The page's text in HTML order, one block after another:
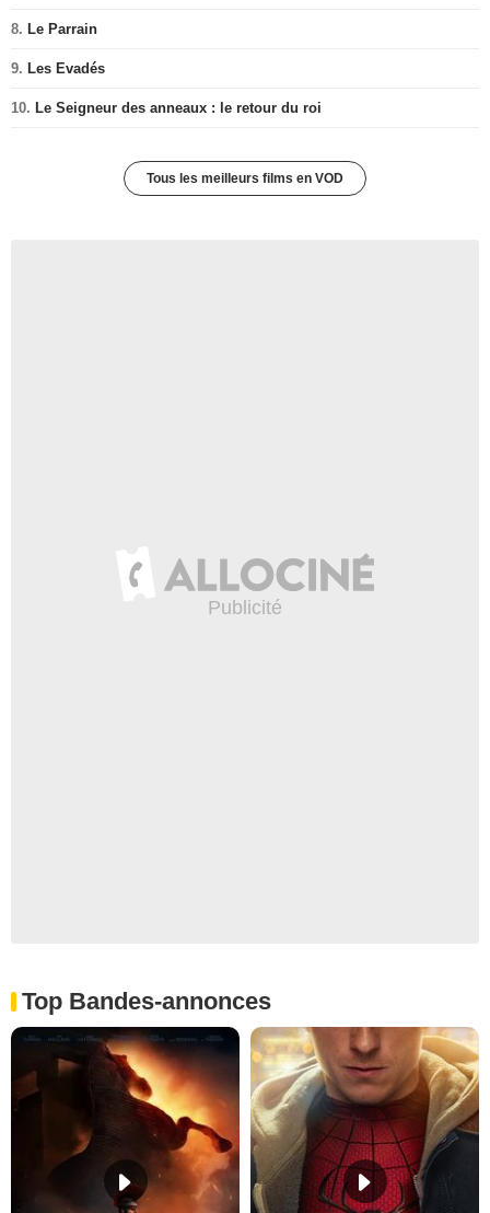
8. Le Parrain
9. Les Evadés
10. Le Seigneur des anneaux : le retour du roi
Tous les meilleurs films en VOD
Top Bandes-annonces